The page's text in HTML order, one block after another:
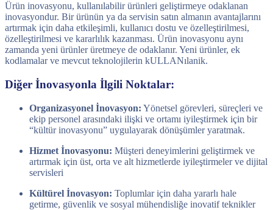
Ürün inovasyonu, kullanılabilir ürünleri geliştirmeye odaklanan
inovasyondur. Bir ürünün ya da servisin satın almanın avantajlarını
artırmak için daha etkileşimli, kullanıcı dostu ve özelleştirilmesi,
özelleştirilmesi ve kararlılık kazanması. Ürün inovasyonu aynı
zamanda yeni ürünler üretmeye de odaklanır. Yeni ürünler, ek
kodlamalar ve mevcut teknolojilerin kULLANılanik.
Diğer İnovasyonla İlgili Noktalar:
Organizasyonel İnovasyon: Yönetsel görevleri, süreçleri ve
ekip personel arasındaki ilişki ve ortamı iyileştirmek için bir
“kültür inovasyonu” uygulayarak dönüşümler yaratmak.
Hizmet İnovasyonu: Müşteri deneyimlerini geliştirmek ve
artırmak için üst, orta ve alt hizmetlerde iyileştirmeler ve dijital
servisleri
Kültürel İnovasyon: Toplumlar için daha yararlı hale
getirme, güvenlik ve sosyal mühendisliğe inovatif teknikler